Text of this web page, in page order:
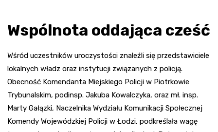
Wspólnota oddająca cześć
Wśród uczestników uroczystości znaleźli się przedstawiciele
lokalnych władz oraz instytucji związanych z policją.
Obecność Komendanta Miejskiego Policji w Piotrkowie
Trybunalskim, podinsp. Jakuba Kowalczyka, oraz mł. insp.
Marty Gałązki, Naczelnika Wydziału Komunikacji Społecznej
Komendy Wojewódzkiej Policji w Łodzi, podkreślała wagę